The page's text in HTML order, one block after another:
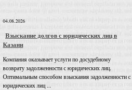
04.08.2026
Взыскание долгов с юридических лиц в
Казани
Компания оказывает услуги по досудебному
возврату задолженности с юридических лиц.
Оптимальным способом взыскания задолженности с
юридических лиц ...